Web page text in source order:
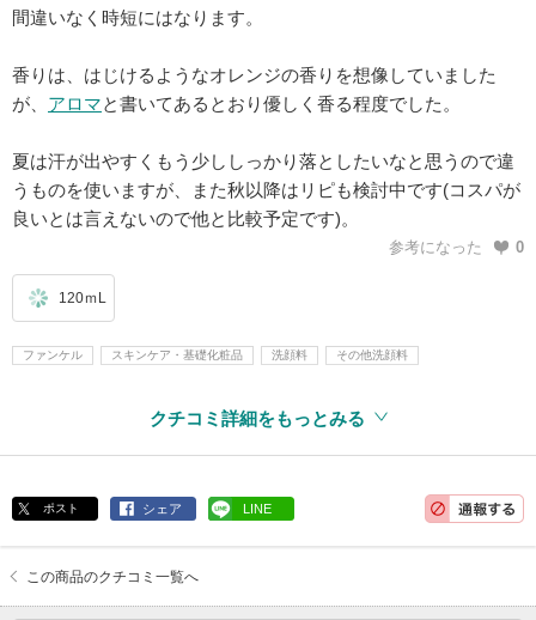
間違いなく時短にはなります。
香りは、はじけるようなオレンジの香りを想像していました
が、 アロマと書いてあるとおり優しく香る程度でした。
夏は汗が出やすくもう少ししっかり落としたいなと思うので違
うものを使いますが、また秋以降はリピも検討中です(コスパが
良いとは言えないので他と比較予定です)。
参考になった 0
120ｍL
ファンケル スキンケア・基礎化粧品 洗顔料 その他洗顔料
クチコミ詳細をもっとみる
ポスト シェア LINE
この商品のクチコミ一覧へ